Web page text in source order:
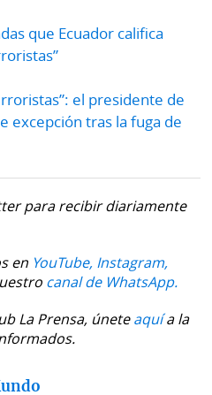
que Ecuador califica
el presidente de
excepción tras la fuga de
para recibir diariamente
en YouTube, Instagram,
canal de WhatsApp.
La Prensa, úneteaquía la